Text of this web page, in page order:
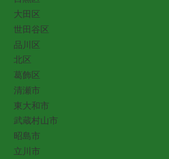
大田区
世田谷区
品川区
北区
葛飾区
清瀬市
東大和市
武蔵村山市
昭島市
立川市